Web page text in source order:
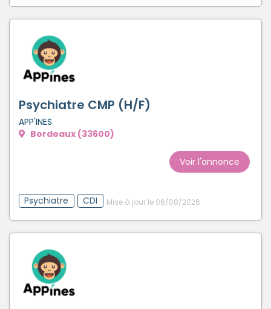
Psychiatre CMP (H/F)
APP'INES
Bordeaux (33600)
Voir l'annonce
Psychiatre CDI Mise à jour le 06/08/2026